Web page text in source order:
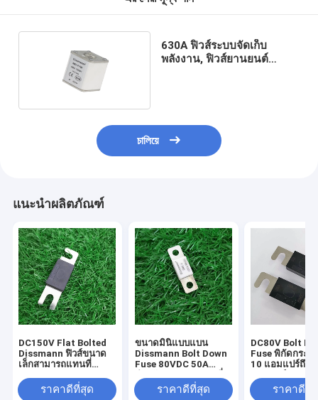
630A ฟิวส์ระบบจัดเก็บ
พลังงาน, ฟิวส์ยานยนต์
চালিয়ে
แนะนำผลิตภัณฑ์
DC150V Flat Bolted
Dissmann ฟิวส์ขนาด
เล็กสามารถแทนที่
Seriesราคาดีที่สุด
ขนาดมินิแบบแบน
Dissmann Bolt Down
Fuse 80VDC 50A
Li Ionราคาดีที่สุด
DC80V Bolt
Fuse พิกัดกระแ
10 แอมแปร์ถึง
ราคาดีที่